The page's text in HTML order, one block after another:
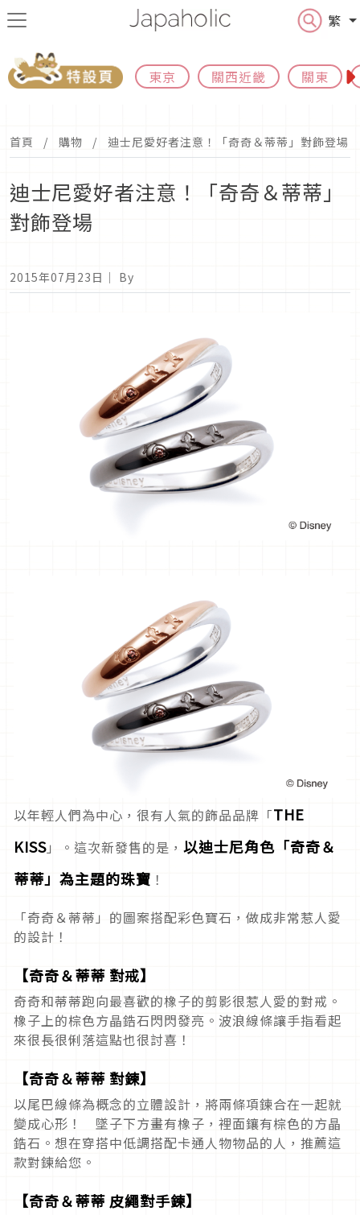
繁
東京 關西近畿 關東
首頁 購物 迪士尼愛好者注意！「奇奇＆蒂蒂」對飾登場
迪士尼愛好者注意！「奇奇＆蒂蒂」
對飾登場
2015年07月23日 ｜ By
以年輕人們為中心，很有人氣的飾品品牌「THE
KISS」。這次新發售的是， 以迪士尼角色「奇奇＆
蒂蒂」為主題的珠寶 ！
「奇奇＆蒂蒂」的圖案搭配彩色寶石，做成非常惹人愛
的設計！
【奇奇＆蒂蒂 對戒】
奇奇和蒂蒂跑向最喜歡的橡子的剪影很惹人愛的對戒。
橡子上的棕色方晶鋯石閃閃發亮。波浪線條讓手指看起
來很長很俐落這點也很討喜！
【奇奇＆蒂蒂 對鍊】
以尾巴線條為概念的立體設計，將兩條項鍊合在一起就
變成心形！ 墜子下方畫有橡子，裡面鑲有棕色的方晶
鋯石。想在穿搭中低調搭配卡通人物物品的人，推薦這
款對鍊給您。
【奇奇＆蒂蒂 皮繩對手鍊】